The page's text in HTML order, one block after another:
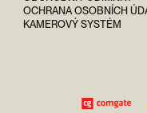
OCHRANA OSOBNÍCH
KAMEROVÝ SYSTÉM